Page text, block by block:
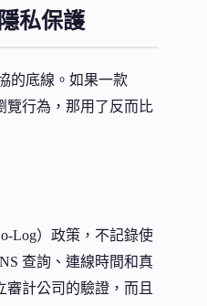
私保護
的底線。如果一款
覽行為，那用了反而比
Log）政策，不記錄使
查詢、連線時間和真
審計公司的驗證，而且